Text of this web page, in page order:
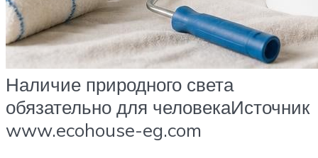
Наличие природного света
обязательно для человекаИсточник
www.ecohouse-eg.com